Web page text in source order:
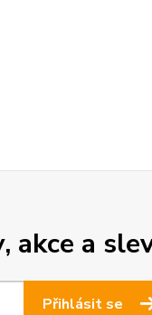
akce a
Přihlásit se